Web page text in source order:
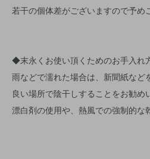
若干の個体差がございますので予め
◆末永くお使い頂くためのお手入れ
雨などで濡れた場合は、新聞紙など
良い場所で陰干しすることをお勧め
漂白剤の使用や、熱風での強制的な